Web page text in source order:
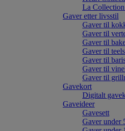
La
Gaver etter livsstil
Gaver til
Gaver til
Gaver til
Gaver til
Gaver til
Gaver til
Gaver til
Gavekort
Digitalt
Gaveideer
Gavesett
Gaver under